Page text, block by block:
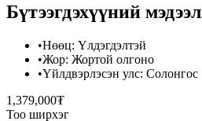
Бүтээгдэхүүний
•Нөөц: Үлдэгдэлтэй
•Жор: Жортой олгоно
•Үйлдвэрлэсэн улс: Солонгос
1,379,000₮
Тоо ширхэг